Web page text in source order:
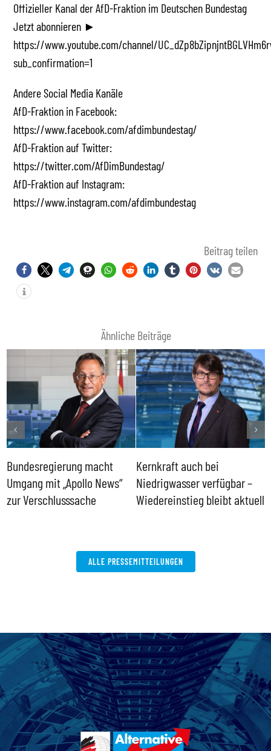
Offizieller Kanal der AfD-Fraktion im Deutschen Bundestag
Jetzt abonnieren ►
https://www.youtube.com/channel/
sub_confirmation=1
Andere Social Media Kanäle
AfD-Fraktion in Facebook:
https://www.facebook.com/afdimbundestag/
AfD-Fraktion auf Twitter:
https://twitter.com/AfDimBundestag/
AfD-Fraktion auf Instagram:
https://www.instagram.com/afdimbundestag
Beitrag teilen
Ähnliche Beiträge
Bundesregierung macht
Umgang mit „Apollo News“
zur Verschlusssache
Kernkraft auch bei
Niedrigwasser verfügbar –
Wiedereinstieg bleibt aktuell
ALLE PRESSEMITTEILUNGEN